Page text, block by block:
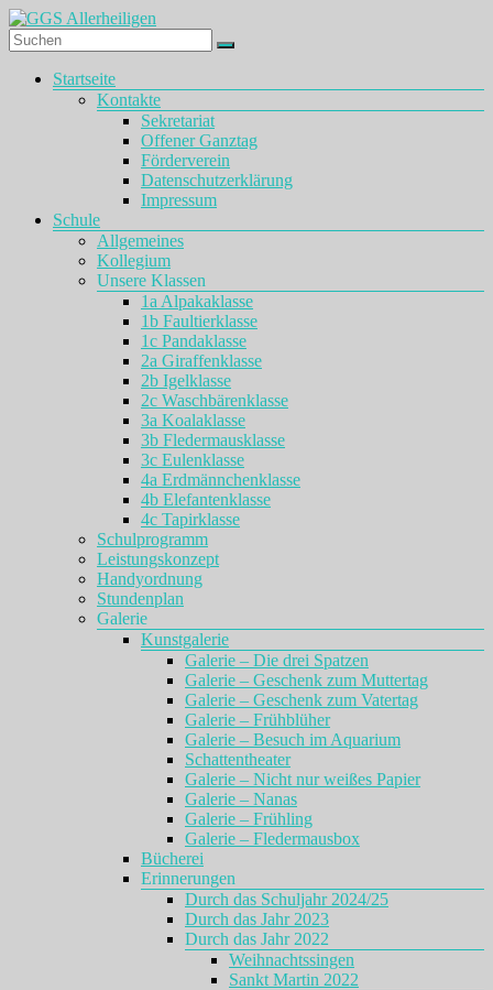
Zum
Inhalt
springen
GGS
Allerheiligen
Menü
Startseite
Kontakte
Sekretariat
Offener Ganztag
Förderverein
Datenschutzerklärung
Impressum
Schule
Allgemeines
Kollegium
Unsere Klassen
1a Alpakaklasse
1b Faultierklasse
1c Pandaklasse
2a Giraffenklasse
2b Igelklasse
2c Waschbärenklasse
3a Koalaklasse
3b Fledermausklasse
3c Eulenklasse
4a Erdmännchenklasse
4b Elefantenklasse
4c Tapirklasse
Schulprogramm
Leistungskonzept
Handyordnung
Stundenplan
Galerie
Kunstgalerie
Galerie – Die drei Spatzen
Galerie – Geschenk zum Muttertag
Galerie – Geschenk zum Vatertag
Galerie – Frühblüher
Galerie – Besuch im Aquarium
Schattentheater
Galerie – Nicht nur weißes Papier
Galerie – Nanas
Galerie – Frühling
Galerie – Fledermausbox
Bücherei
Erinnerungen
Durch das Schuljahr 2024/25
Durch das Jahr 2023
Durch das Jahr 2022
Weihnachtssingen
Sankt Martin 2022